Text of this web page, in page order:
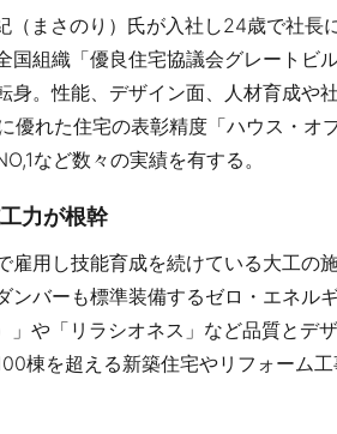
（まさのり）氏が入社し24歳で社長
国組織「優良住宅協議会グレートビ
身。性能、デザイン面、人材育成や
優れた住宅の表彰精度「ハウス・
など数々の実績を有する。
力が根幹
雇用し技能育成を続けている大工の
ンバーも標準装備するゼロ・エネル
」や「リラシオネス」など品質とデ
棟を超える新築住宅やリフォーム工